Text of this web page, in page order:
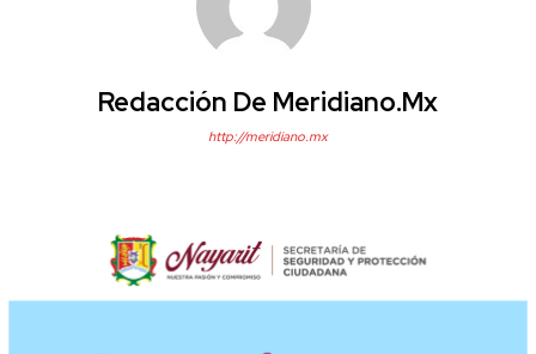
Redacción De Meridiano.mx
http://meridiano.mx